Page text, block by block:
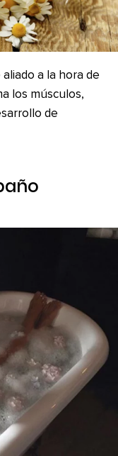
a la hora de
los músculos,
de